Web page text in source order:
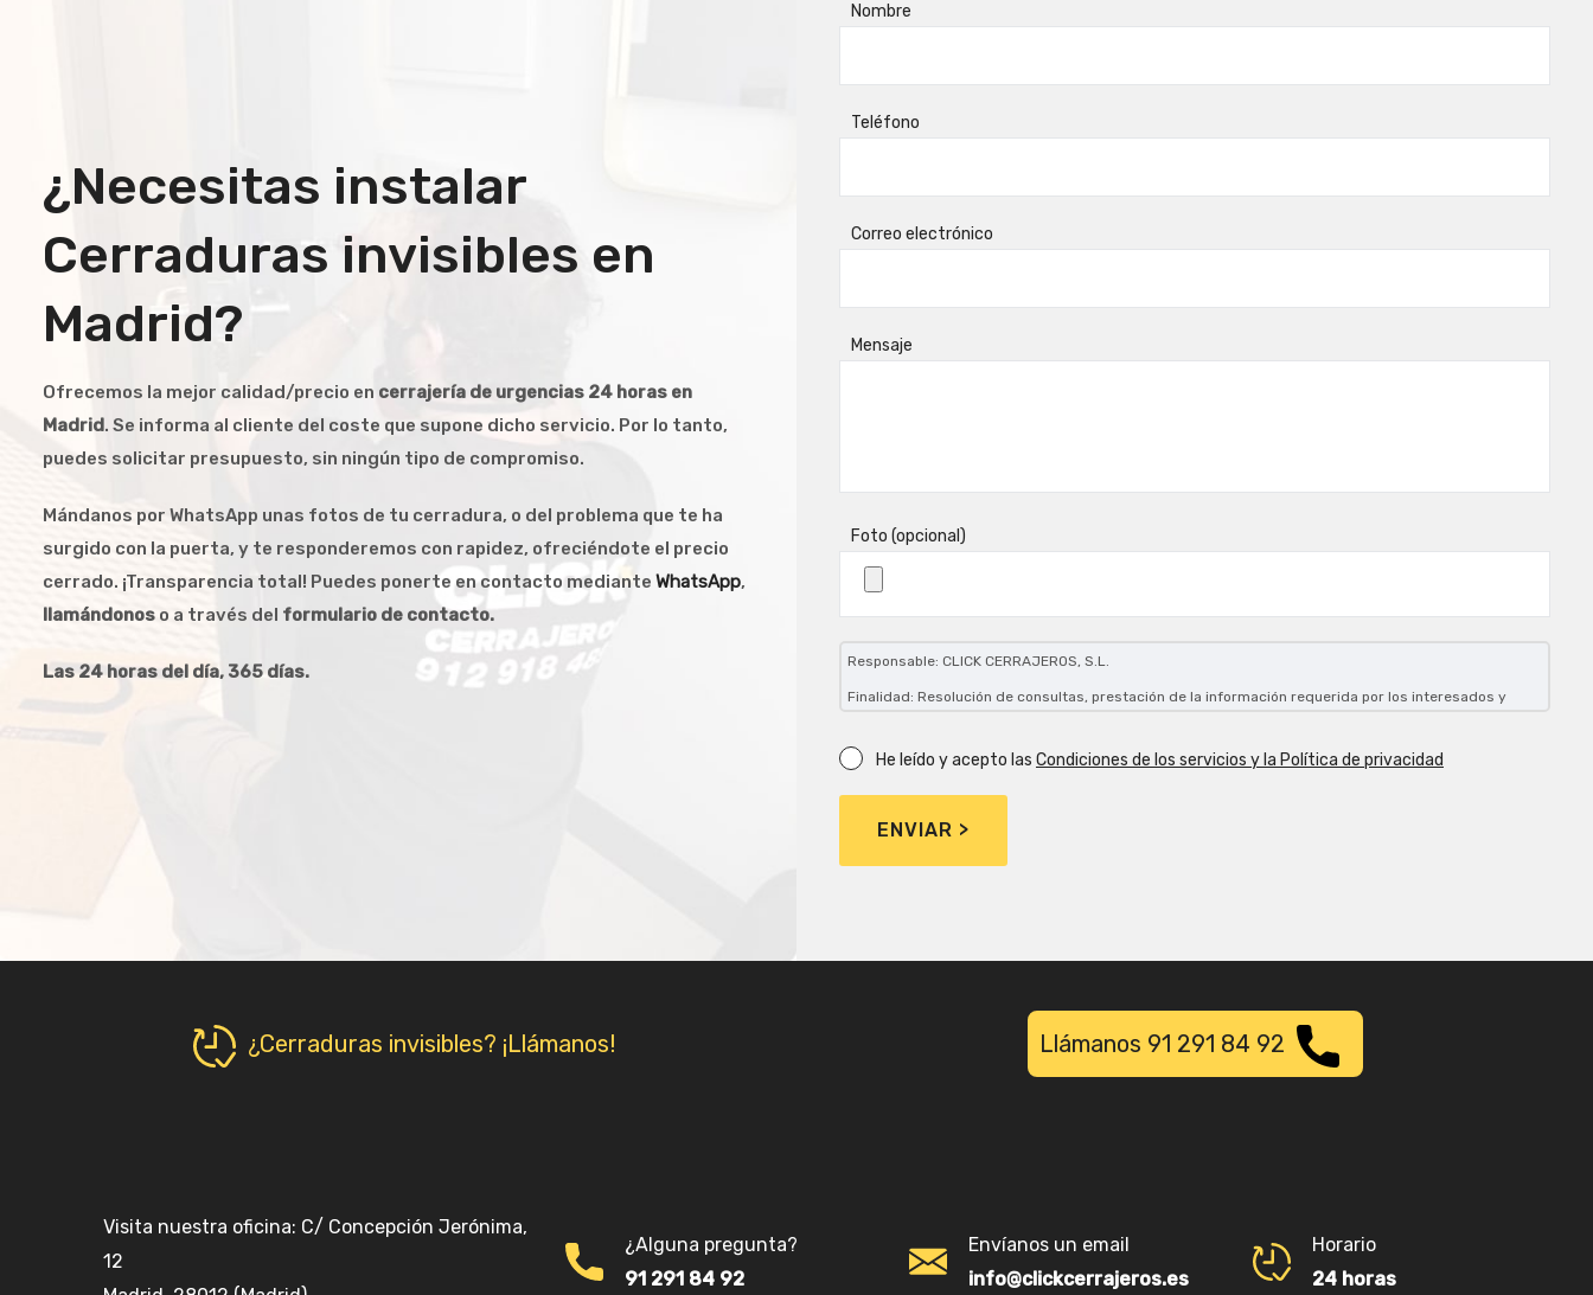
¿Necesitas instalar
Cerraduras invisibles en
Madrid?
Ofrecemos la mejor calidad/precio en cerrajería de urgencias 24 horas en
Madrid. Se informa al cliente del coste que supone dicho servicio. Por lo tanto,
puedes solicitar presupuesto, sin ningún tipo de compromiso.
Mándanos por WhatsApp unas fotos de tu cerradura, o del problema que te ha
surgido con la puerta, y te responderemos con rapidez, ofreciéndote el precio
cerrado. ¡Transparencia total! Puedes ponerte en contacto mediante WhatsApp,
llamándonos o a través del formulario de contacto.
Las 24 horas del día, 365 días.
Nombre
Teléfono
Correo electrónico
Mensaje
Foto (opcional)
Responsable: CLICK CERRAJEROS, S.L.
Finalidad: Resolución de consultas, prestación de la información requerida por los interesados y
Legitimación: Consentimiento del interesado.
Destinatarios: No se cederán datos a terceros, salvo obligación legal
Derechos: Acceder, rectificar, limitar y suprimir los datos, así como presentar una reclamación ante la
He leído y acepto las Condiciones de los servicios y la Política de privacidad
¿Cerraduras invisibles? ¡Llámanos! Llámanos 91 291 84 92
Visita nuestra oficina: C/ Concepción Jerónima,
12
¿Alguna pregunta?
91 291 84 92
Envíanos un email
info@clickcerrajeros.es
Horario
24 horas